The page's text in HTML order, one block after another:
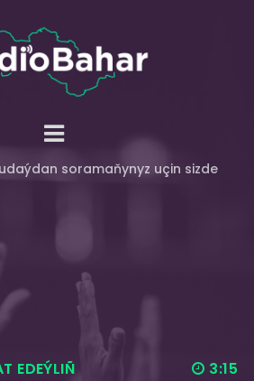
soramaňynyz uçin sizde
EDEÝLIÑ 3:15